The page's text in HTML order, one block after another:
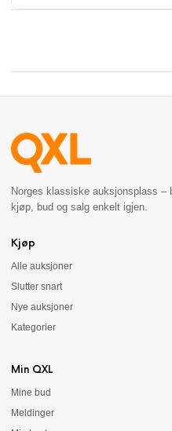
Norges klassiske auksjonsplass –
kjøp, bud og salg enkelt igjen.
Kjøp
Alle auksjoner
Slutter snart
Nye auksjoner
Kategorier
Min QXL
Mine bud
Meldinger